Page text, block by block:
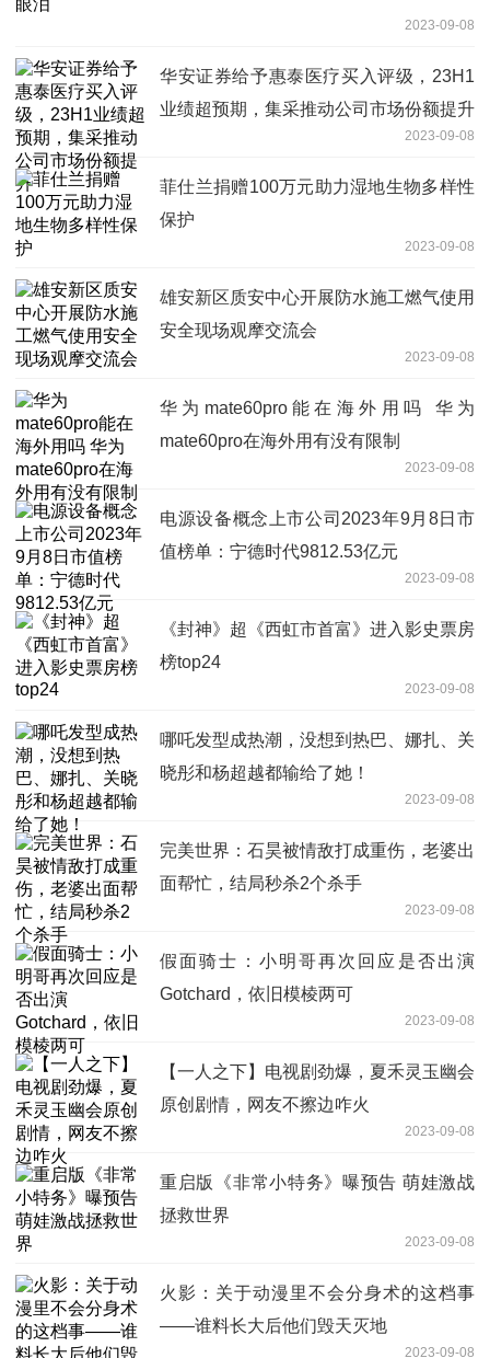
2023-09-08
华安证券给予惠泰医疗买入评级，23H1
业绩超预期，集采推动公司市场份额提升
2023-09-08
菲仕兰捐赠100万元助力湿地生物多样性
保护
2023-09-08
雄安新区质安中心开展防水施工燃气使用
安全现场观摩交流会
2023-09-08
华为mate60pro能在海外用吗 华为
mate60pro在海外用有没有限制
2023-09-08
电源设备概念上市公司2023年9月8日市
值榜单：宁德时代9812.53亿元
2023-09-08
《封神》超《西虹市首富》进入影史票房
榜top24
2023-09-08
哪吒发型成热潮，没想到热巴、娜扎、关
晓彤和杨超越都输给了她！
2023-09-08
完美世界：石昊被情敌打成重伤，老婆出
面帮忙，结局秒杀2个杀手
2023-09-08
假面骑士：小明哥再次回应是否出演
Gotchard，依旧模棱两可
2023-09-08
【一人之下】电视剧劲爆，夏禾灵玉幽会
原创剧情，网友不擦边咋火
2023-09-08
重启版《非常小特务》曝预告 萌娃激战
拯救世界
2023-09-08
火影：关于动漫里不会分身术的这档事
——谁料长大后他们毁天灭地
2023-09-08